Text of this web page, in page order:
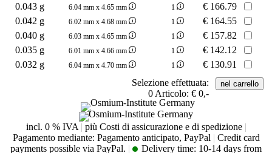
0.043 g
6.04 mm x 4.65 mm 1 € 166.79
0.042 g
6.02 mm x 4.68 mm 1 € 164.55
0.040 g
6.03 mm x 4.65 mm 1 € 157.82
0.035 g
6.01 mm x 4.66 mm 1 € 142.12
0.032 g
6.04 mm x 4.70 mm 1 € 130.91
Selezione effettuata:
0 Articolo: € 0,-
incl. 0 % IVA | più Costi di assicurazione e di spedizione |
Pagamento mediante: Pagamento anticipato, PayPal | Credit card
payments possible via PayPal. | Delivery time: 10-14 days from